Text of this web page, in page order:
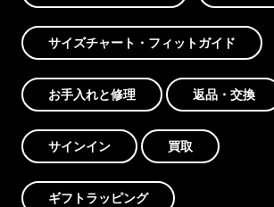
サイズチャート・フィットガイド
お手入れと修理 返品・交換
サインイン 買取
ギフトラッピング